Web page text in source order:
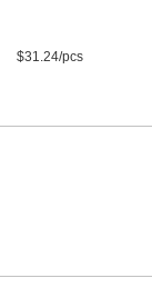
$31.24/pcs